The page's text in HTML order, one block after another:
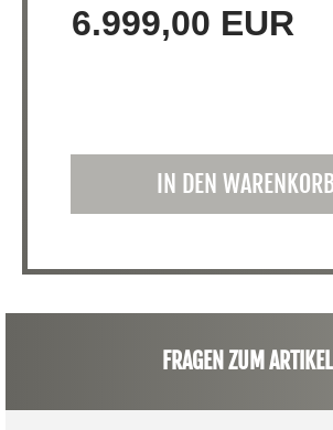
6.999,00 EUR
IN DEN
FRAGEN ZUM ARTIKEL